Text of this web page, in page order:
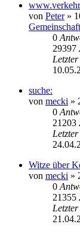
von Peter»
0
29397
suche:
von mecki »
0
21203
Witze über
von mecki »
0
21355